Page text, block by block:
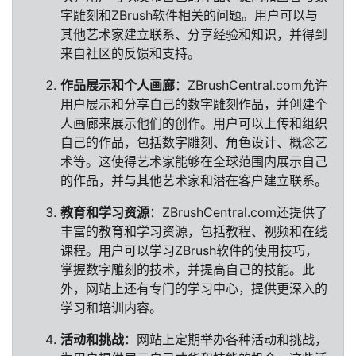
字雕刻和ZBrush软件相关的问题。用户可以与
其他艺术家建立联系、分享经验和知识，并得到
来自社区的反馈和支持。
作品展示和个人画廊：ZBrushCentral.com允许
用户展示和分享自己的数字雕刻作品，并创建个
人画廊来展示他们的创作。用户可以上传和组织
自己的作品，包括数字雕刻、角色设计、概念艺
术等。这使得艺术家能够在全球范围内展示自己
的作品，并与其他艺术家和潜在客户建立联系。
教育和学习资源：ZBrushCentral.com还提供了
丰富的教育和学习资源，包括教程、视频和在线
课程。用户可以学习ZBrush软件的使用技巧，
掌握数字雕刻的技术，并提高自己的技能。此
外，网站上还有专门的学习中心，提供更深入的
学习和培训内容。
活动和挑战：网站上定期举办各种活动和挑战，